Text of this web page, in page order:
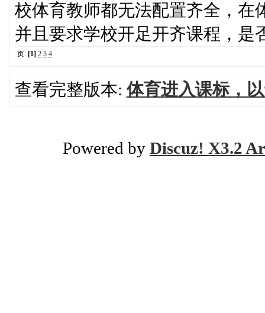
校体育教师都无法配置齐全，在
并且要求学校开足开齐课程，是
页: [1] 2 3 4
查看完整版本:体育进入课标，
Powered by Discuz! X3.2